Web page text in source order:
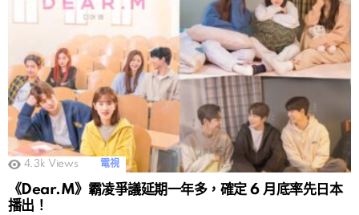
4.3k Views 電視
《Dear.M》霸凌爭議延期一年多，確定 6 月底率先日本
播出！